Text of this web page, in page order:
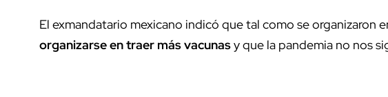
El exmandatario mexicano indicó que tal como se organizaron
organizarse en traer más vacunasy que la pandemia no nos